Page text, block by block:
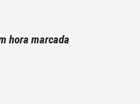
hora marcada